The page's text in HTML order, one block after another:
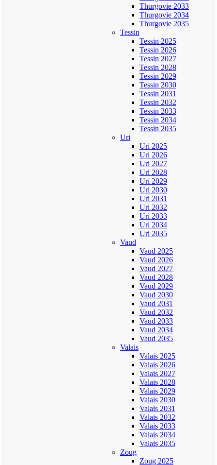
Thurgovie 2033
Thurgovie 2034
Thurgovie 2035
Tessin
Tessin 2025
Tessin 2026
Tessin 2027
Tessin 2028
Tessin 2029
Tessin 2030
Tessin 2031
Tessin 2032
Tessin 2033
Tessin 2034
Tessin 2035
Uri
Uri 2025
Uri 2026
Uri 2027
Uri 2028
Uri 2029
Uri 2030
Uri 2031
Uri 2032
Uri 2033
Uri 2034
Uri 2035
Vaud
Vaud 2025
Vaud 2026
Vaud 2027
Vaud 2028
Vaud 2029
Vaud 2030
Vaud 2031
Vaud 2032
Vaud 2033
Vaud 2034
Vaud 2035
Valais
Valais 2025
Valais 2026
Valais 2027
Valais 2028
Valais 2029
Valais 2030
Valais 2031
Valais 2032
Valais 2033
Valais 2034
Valais 2035
Zoug
Zoug 2025